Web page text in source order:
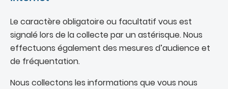
Le caractère obligatoire ou facultatif vous est
signalé lors de la collecte par un astérisque. Nous
effectuons également des mesures d’audience et
de fréquentation.
Nous collectons les informations que vous nous